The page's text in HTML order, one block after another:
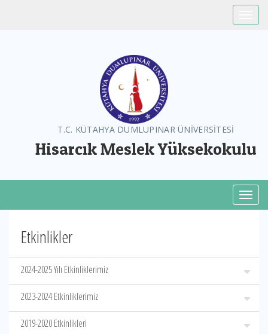
T.C. KÜTAHYA DUMLUPINAR ÜNİVERSİTESİ
Hisarcık Meslek Yüksekokulu
Etkinlikler
2024-2025 Yılı Etkinliklerimiz
2023-2024 Etkinliklerimiz
2019-2020 Etkinlikleri